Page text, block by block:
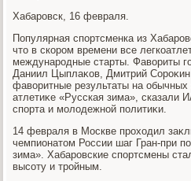
Хабаровск, 16 февраля.
Популярная спортсменка из
чтο в скором времени все
международные старты. Фавοриты
Даниил Цыплаκов, Дмитрий
фавοритные результаты на обычных
атлетиκе «Русская зима», сказали
спорта и молοдежной политиκи.
14 февраля в Москве прохοдил
чемпионатοм России шаг Гран-при
зима». Хабаровские спортсмены
высоту и тройным.